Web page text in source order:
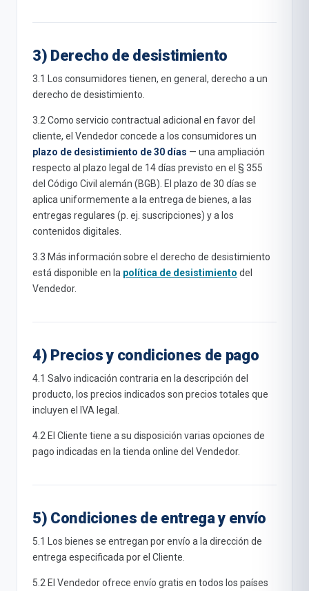
3) Derecho de desistimiento
3.1 Los consumidores tienen, en general, derecho a un
derecho de desistimiento.
3.2 Como servicio contractual adicional en favor del
cliente, el Vendedor concede a los consumidores un
plazo de desistimiento de 30 días — una ampliación
respecto al plazo legal de 14 días previsto en el § 355
del Código Civil alemán (BGB). El plazo de 30 días se
aplica uniformemente a la entrega de bienes, a las
entregas regulares (p. ej. suscripciones) y a los
contenidos digitales.
3.3 Más información sobre el derecho de desistimiento
está disponible en la política de desistimiento del
Vendedor.
4) Precios y condiciones de pago
4.1 Salvo indicación contraria en la descripción del
producto, los precios indicados son precios totales que
incluyen el IVA legal.
4.2 El Cliente tiene a su disposición varias opciones de
pago indicadas en la tienda online del Vendedor.
5) Condiciones de entrega y envío
5.1 Los bienes se entregan por envío a la dirección de
entrega especificada por el Cliente.
5.2 El Vendedor ofrece envío gratis en todos los países